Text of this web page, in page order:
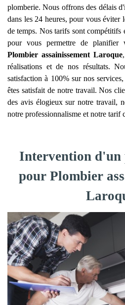
plomberie. Nous offrons des délais
dans les 24 heures, pour vous éviter
de temps. Nos tarifs sont compétitifs
pour vous permettre de planifier
Plombier assainissement Laroque
réalisations et de nos résultats.
satisfaction à 100% sur nos
êtes satisfait de notre travail. Nos
des avis élogieux sur notre travail,
notre professionnalisme et notre tarif
Intervention d'un
pour Plombier